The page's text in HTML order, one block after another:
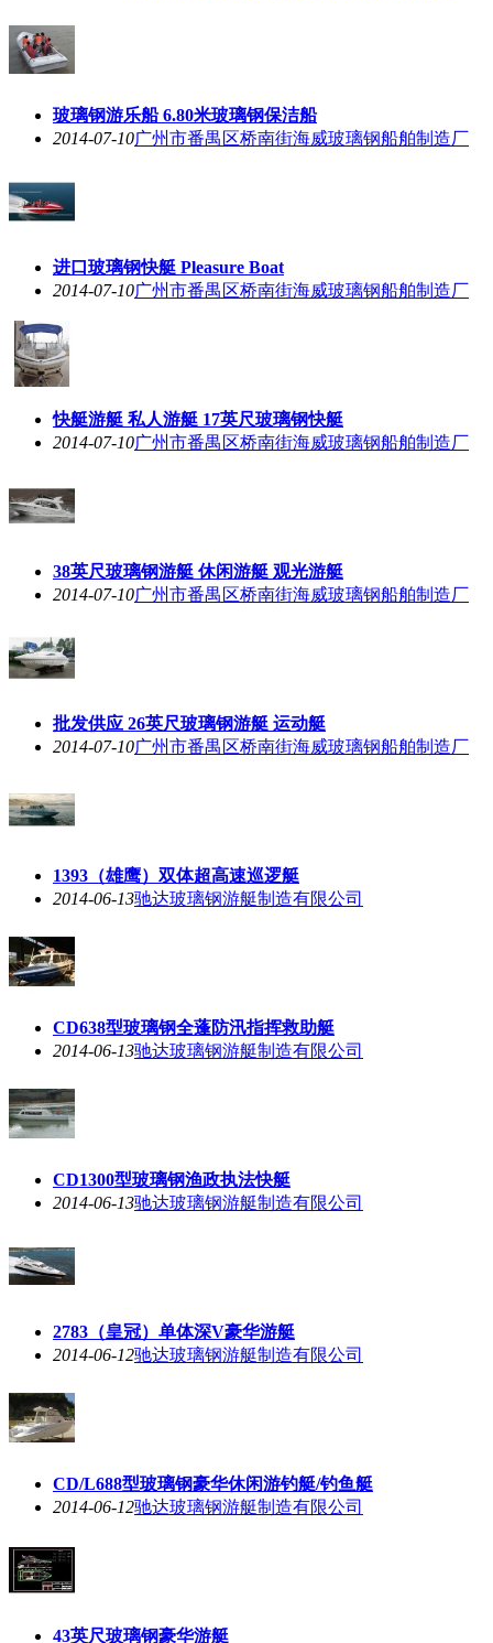
玻璃钢游乐船 6.80米玻璃钢保洁船
2014-07-10广州市番禺区桥南街海威玻璃钢船舶制造厂
进口玻璃钢快艇 Pleasure Boat
2014-07-10广州市番禺区桥南街海威玻璃钢船舶制造厂
快艇游艇 私人游艇 17英尺玻璃钢快艇
2014-07-10广州市番禺区桥南街海威玻璃钢船舶制造厂
38英尺玻璃钢游艇 休闲游艇 观光游艇
2014-07-10广州市番禺区桥南街海威玻璃钢船舶制造厂
批发供应 26英尺玻璃钢游艇 运动艇
2014-07-10广州市番禺区桥南街海威玻璃钢船舶制造厂
1393（雄鹰）双体超高速巡逻艇
2014-06-13驰达玻璃钢游艇制造有限公司
CD638型玻璃钢全蓬防汛指挥救助艇
2014-06-13驰达玻璃钢游艇制造有限公司
CD1300型玻璃钢渔政执法快艇
2014-06-13驰达玻璃钢游艇制造有限公司
2783（皇冠）单体深V豪华游艇
2014-06-12驰达玻璃钢游艇制造有限公司
CD/L688型玻璃钢豪华休闲游钓艇/钓鱼艇
2014-06-12驰达玻璃钢游艇制造有限公司
43英尺玻璃钢豪华游艇